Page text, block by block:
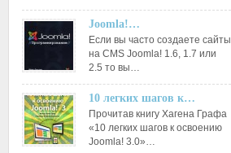
Joomla!…
Если вы часто создаете сайты
на CMS Joomla! 1.6, 1.7 или
2.5 то вы…
10 легких шагов к…
Прочитав книгу Хагена Графа
«10 легких шагов к освоению
Joomla! 3.0»…